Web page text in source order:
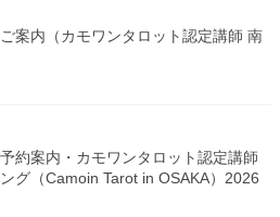
案内（カモワンタロット認定講師 南
約案内・カモワンタロット認定講師
グ（Camoin Tarot in OSAKA）2026